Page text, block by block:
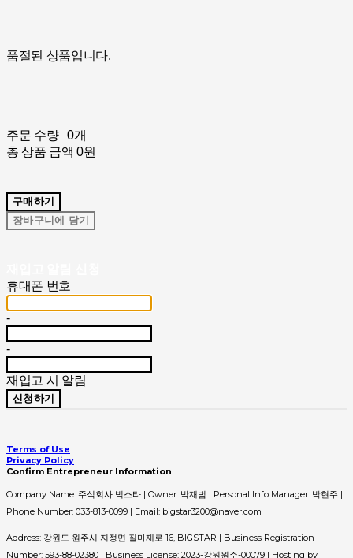
품절된 상품입니다.
주문 수량
0개
총 상품 금액 0원
구매하기
장바구니에 담기
휴대폰 번호
-
-
재입고 시 알림
신청하기
Terms of Use
Privacy Policy
Confirm Entrepreneur Information
Company Name: 주식회사 빅스타 | Owner: 박재범 | Personal Info Manager: 박현주 |
Phone Number: 033-813-0099 | Email: bigstar3200@naver.com
Address: 강원도 원주시 지정면 질마재로 16, BIGSTAR | Business Registration
Number: 593-88-02380 | Business License: 2023-강원원주-00079 | Hosting by